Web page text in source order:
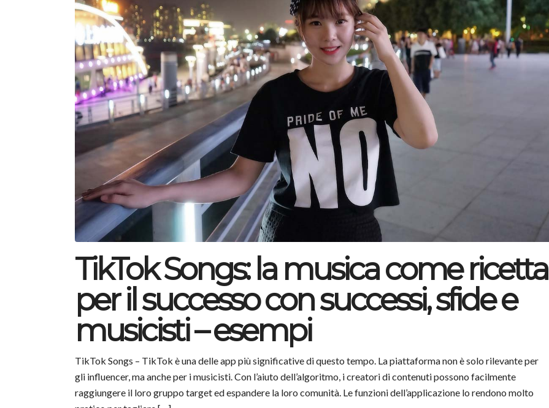
TikTok Songs: la musica come ricetta
per il successo con successi, sfide e
musicisti – esempi
TikTok Songs – TikTok è una delle app più significative di questo tempo. La piattaforma non è solo rilevante per
gli influencer, ma anche per i musicisti. Con l’aiuto dell’algoritmo, i creatori di contenuti possono facilmente
raggiungere il loro gruppo target ed espandere la loro comunità. Le funzioni dell’applicazione lo rendono molto